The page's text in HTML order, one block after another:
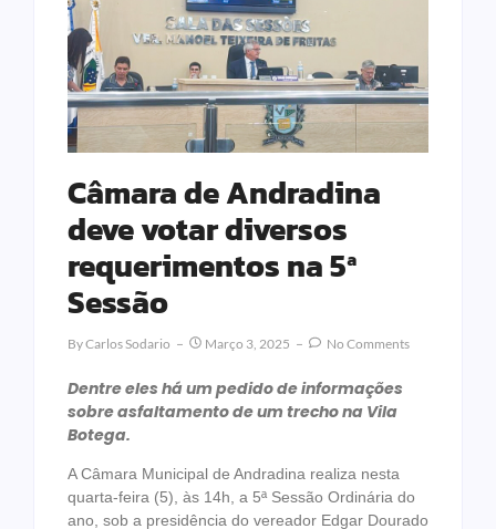
Câmara de Andradina
deve votar diversos
requerimentos na 5ª
Sessão
ByCarlos Sodario Março 3, 2025 No Comments
Dentre eles há um pedido de informações
sobre asfaltamento de um trecho na Vila
Botega.
A Câmara Municipal de Andradina realiza nesta
quarta-feira (5), às 14h, a 5ª Sessão Ordinária do
ano, sob a presidência do vereador Edgar Dourado